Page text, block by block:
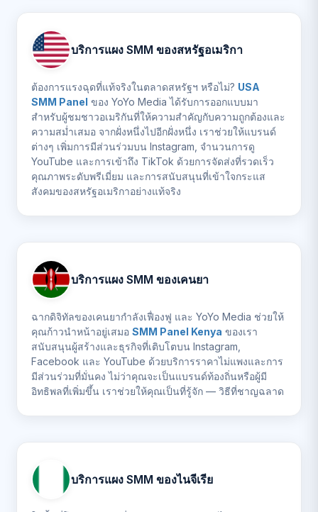
บริการแผง SMM ของสหรัฐอเมริกา
ต้องการแรงฉุดที่แท้จริงในตลาดสหรัฐฯ หรือไม่? USA
SMM Panel ของ YoYo Media ได้รับการออกแบบมา
สำหรับผู้ชมชาวอเมริกันที่ให้ความสำคัญกับความถูกต้องและ
ความสม่ำเสมอ จากฝั่งหนึ่งไปอีกฝั่งหนึ่ง เราช่วยให้แบรนด์
ต่างๆ เพิ่มการมีส่วนร่วมบน Instagram, จำนวนการดู
YouTube และการเข้าถึง TikTok ด้วยการจัดส่งที่รวดเร็ว
คุณภาพระดับพรีเมี่ยม และการสนับสนุนที่เข้าใจกระแส
สังคมของสหรัฐอเมริกาอย่างแท้จริง
บริการแผง SMM ของเคนยา
ฉากดิจิทัลของเคนยากำลังเฟื่องฟู และ YoYo Media ช่วยให้
คุณก้าวนำหน้าอยู่เสมอ SMM Panel Kenya ของเรา
สนับสนุนผู้สร้างและธุรกิจที่เติบโตบน Instagram,
Facebook และ YouTube ด้วยบริการราคาไม่แพงและการ
มีส่วนร่วมที่มั่นคง ไม่ว่าคุณจะเป็นแบรนด์ท้องถิ่นหรือผู้มี
อิทธิพลที่เพิ่มขึ้น เราช่วยให้คุณเป็นที่รู้จัก — วิธีที่ชาญฉลาด
บริการแผง SMM ของไนจีเรีย